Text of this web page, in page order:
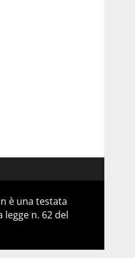
è una testata
n. 62 del